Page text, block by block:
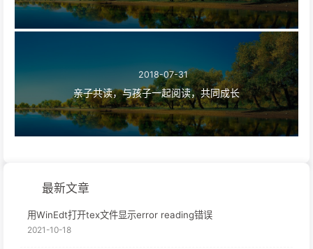
2018-07-31
亲子共读，与孩子一起阅读，共同成长
最新文章
用WinEdt打开tex文件显示error reading错误
2021-10-18